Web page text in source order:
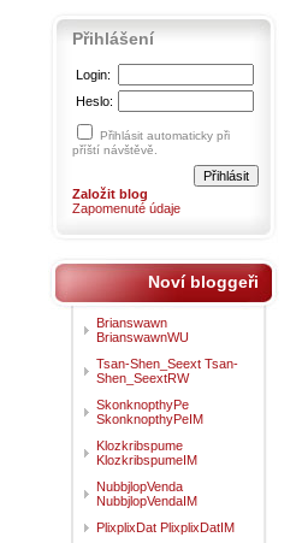
Přihlášení
Login:
Heslo:
Přihlásit automaticky při
příští návštěvě.
Založit blog
Zapomenuté údaje
Noví bloggeři
Brianswawn
BrianswawnWU
Tsan-Shen_Seext Tsan-
Shen_SeextRW
SkonknopthyPe
SkonknopthyPeIM
Klozkribspume
KlozkribspumeIM
NubbjlopVenda
NubbjlopVendaIM
PlixplixDat PlixplixDatIM